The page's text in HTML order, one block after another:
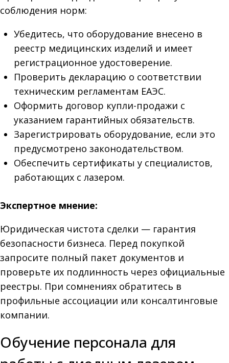
соблюдения норм:
Убедитесь, что оборудование внесено в
реестр медицинских изделий и имеет
регистрационное удостоверение.
Проверить декларацию о соответствии
техническим регламентам ЕАЭС.
Оформить договор купли-продажи с
указанием гарантийных обязательств.
Зарегистрировать оборудование, если это
предусмотрено законодательством.
Обеспечить сертификаты у специалистов,
работающих с лазером.
Экспертное мнение:
Юридическая чистота сделки — гарантия
безопасности бизнеса. Перед покупкой
запросите полный пакет документов и
проверьте их подлинность через официальные
реестры. При сомнениях обратитесь в
профильные ассоциации или консалтинговые
компании.
Обучение персонала для